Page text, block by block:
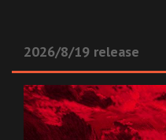
2026/8/19 release